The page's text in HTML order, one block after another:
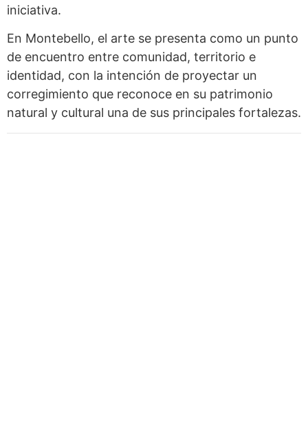
iniciativa.
En Montebello, el arte se presenta como un punto
de encuentro entre comunidad, territorio e
identidad, con la intención de proyectar un
corregimiento que reconoce en su patrimonio
natural y cultural una de sus principales fortalezas.